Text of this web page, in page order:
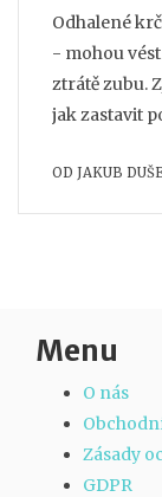
Odhalené
- mohou
ztrátě zubu.
jak zastavit
OD JAKUB
Menu
O nás
Zásady
GDPR